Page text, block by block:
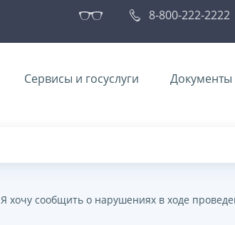
8-800-222-2222
Сервисы и госуслуги Документы
Я хочу сообщить о нарушениях в ходе